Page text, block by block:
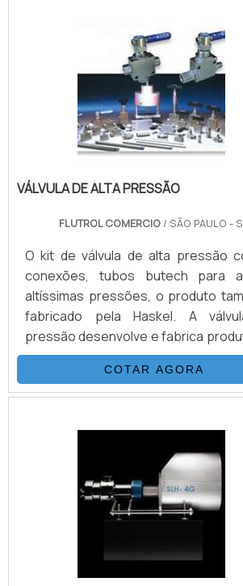
para tensionamento pode ser
desde uma extrusora até uma
papel.DETALHES IMPORTANTES
PRODUTOPara que a unidade
esteja adequ.
VÁLVULA DE ALTA PRESSÃO
FLUTROL COMERCIO / SÃO PAULO -
O kit de válvula de alta pressão
conexões, tubos butech para
altíssimas pressões, o produto
fabricado pela Haskel. A
pressão desenvolve e fabrica
aço inoxidável, monel e
principais itens da válvula são
esfera, agulha, retenção,
atuadas e
BÁSICAS SOBRE O PRODUTOA
agulha é revestido em aço inox com
COTAR AGORA